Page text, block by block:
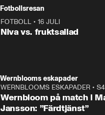
Fotbollsresan
FOTBOLL • 16 JULI
Niva vs. fruktsallad
Wernblooms eskapader
WERNBLOOMS ESKAPADER •
Wernbloom på match i
Jansson: ”Färdtjänst”